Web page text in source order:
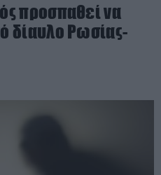
προσπαθεί να
δίαυλο Ρωσίας-